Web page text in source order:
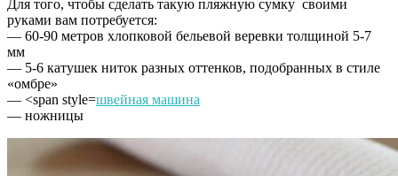
Для того, чтобы сделать такую пляжную сумку своими
руками вам потребуется:
— 60-90 метров хлопковой бельевой веревки толщиной 5-7
мм
— 5-6 катушек ниток разных оттенков, подобранных в стиле
«омбре»
— <span style=швейная машина
— ножницы